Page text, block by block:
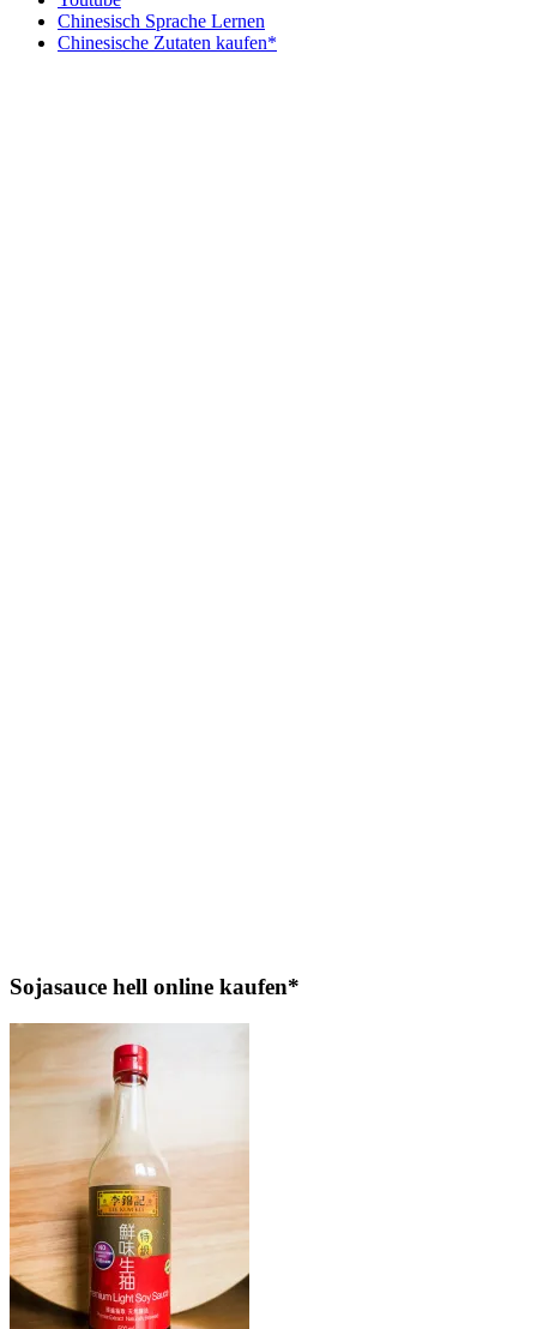
Chinesisch Sprache Lernen
Chinesische Zutaten kaufen*
Sojasauce hell online kaufen*